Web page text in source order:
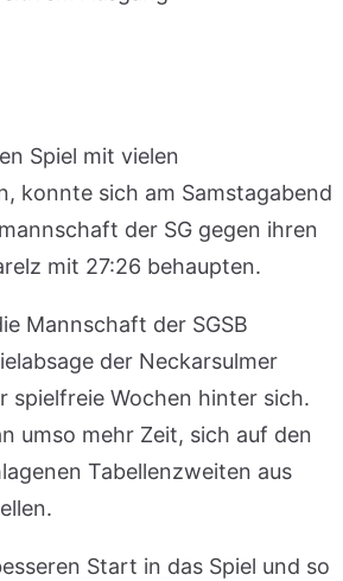
Spiel mit vielen
konnte sich am Samstagabend
der SG gegen ihren
mit 27:26 behaupten.
Mannschaft der SGSB
der Neckarsulmer
spielfreie Wochen hinter sich.
umso mehr Zeit, sich auf den
Tabellenzweiten aus
Start in das Spiel und so